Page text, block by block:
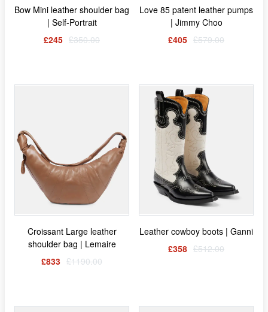
Bow Mini leather shoulder bag
| Self-Portrait
£245 £350.00
Love 85 patent leather pumps
| Jimmy Choo
£405 £579.00
Croissant Large leather
shoulder bag | Lemaire
£833 £1190.00
Leather cowboy boots | Ganni
£358 £512.00